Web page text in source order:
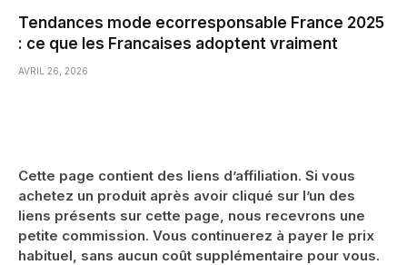
Tendances mode ecorresponsable France 2025
: ce que les Francaises adoptent vraiment
AVRIL 26, 2026
Cette page contient des liens d’affiliation. Si vous
achetez un produit après avoir cliqué sur l’un des
liens présents sur cette page, nous recevrons une
petite commission. Vous continuerez à payer le prix
habituel, sans aucun coût supplémentaire pour vous.